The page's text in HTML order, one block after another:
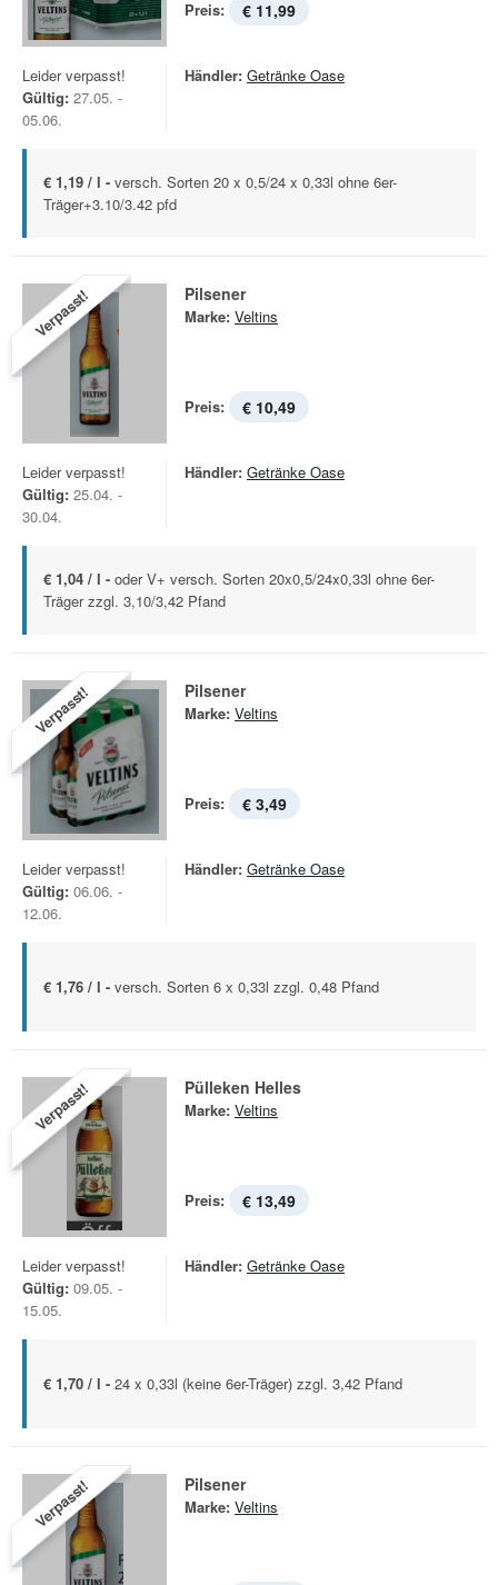
Preis: € 11,99
Leider verpasst!
Gültig: 27.05. -
05.06.
Händler: Getränke Oase
€ 1,19 / l - versch. Sorten 20 x 0,5/24 x 0,33l ohne 6er-
Träger+3.10/3.42 pfd
Verpasst! Pilsener
Marke: Veltins
Preis: € 10,49
Leider verpasst!
Gültig: 25.04. -
30.04.
Händler: Getränke Oase
€ 1,04 / l - oder V+ versch. Sorten 20x0,5/24x0,33l ohne 6er-
Träger zzgl. 3,10/3,42 Pfand
Verpasst! Pilsener
Marke: Veltins
Preis: € 3,49
Leider verpasst!
Gültig: 06.06. -
12.06.
Händler: Getränke Oase
€ 1,76 / l - versch. Sorten 6 x 0,33l zzgl. 0,48 Pfand
Verpasst! Pülleken Helles
Marke: Veltins
Preis: € 13,49
Leider verpasst!
Gültig: 09.05. -
15.05.
Händler: Getränke Oase
€ 1,70 / l - 24 x 0,33l (keine 6er-Träger) zzgl. 3,42 Pfand
Verpasst! Pilsener
Marke: Veltins